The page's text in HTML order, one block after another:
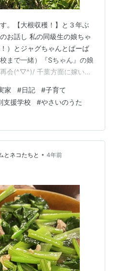
。【大根収穫！】と３年ぶ
お話し 私の同級生の娘ちゃ
）とジャグちゃんとばーば
まで一緒）『Sちゃん』の娘
会(^▽^)/ 千葉方面に嫁いで
近所なので帰省する日にち
久しぶりの再会に沢山おし
子のジャグちゃん（名前の
会えて終始キャーキャー騒
たよ(^▽^)/ ちなみに、前はい
家 #日記 #子育て
支援学校 #やさいのうた
ネコたちと • 4年前